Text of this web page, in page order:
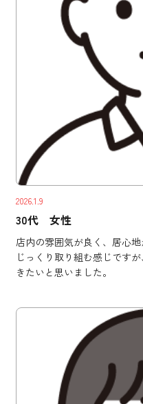
2026.1.9
30代 女性
店内の雰囲気が良く、居心
じっくり取り組む感じです
きたいと思いました。